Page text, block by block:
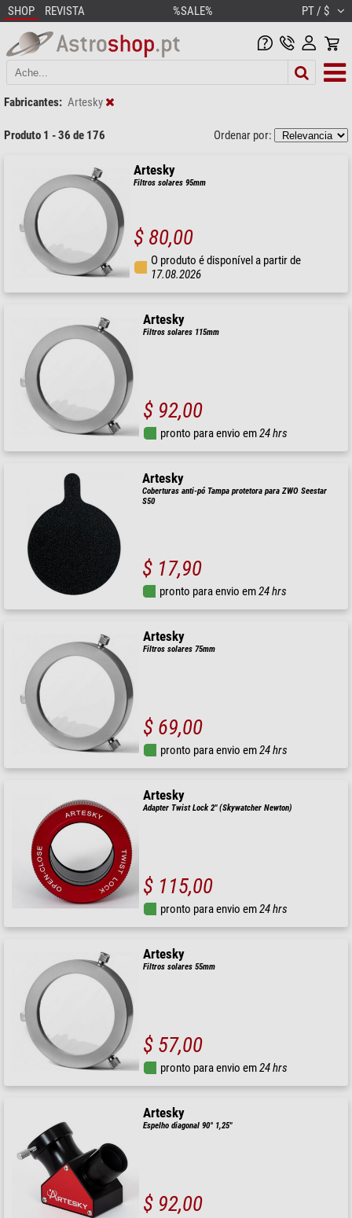
SHOP REVISTA %SALE% PT / $
Fabricantes: Artesky
Produto 1 - 36 de 176 Ordenar por:
Artesky
Filtros solares 95mm
$ 80,00
O produto é disponível a partir de
17.08.2026
Artesky
Filtros solares 115mm
$ 92,00
pronto para envio em24 hrs
Artesky
Coberturas anti-pó Tampa protetora para ZWO Seestar
S50
$ 17,90
pronto para envio em24 hrs
Artesky
Filtros solares 75mm
$ 69,00
pronto para envio em24 hrs
Artesky
Adapter Twist Lock 2" (Skywatcher Newton)
$ 115,00
pronto para envio em24 hrs
Artesky
Filtros solares 55mm
$ 57,00
pronto para envio em24 hrs
Artesky
Espelho diagonal 90° 1,25"
$ 92,00